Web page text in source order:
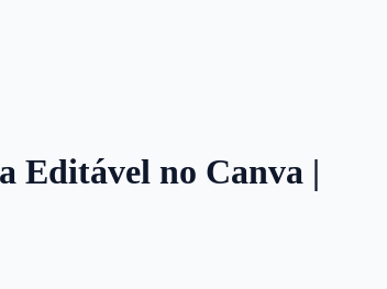
Editável no Canva |